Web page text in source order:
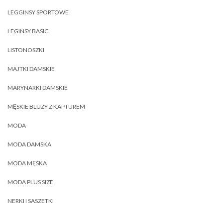
LEGGINSY SPORTOWE
LEGINSY BASIC
LISTONOSZKI
MAJTKI DAMSKIE
MARYNARKI DAMSKIE
MĘSKIE BLUZY Z KAPTUREM
MODA
MODA DAMSKA
MODA MĘSKA
MODA PLUS SIZE
NERKI I SASZETKI